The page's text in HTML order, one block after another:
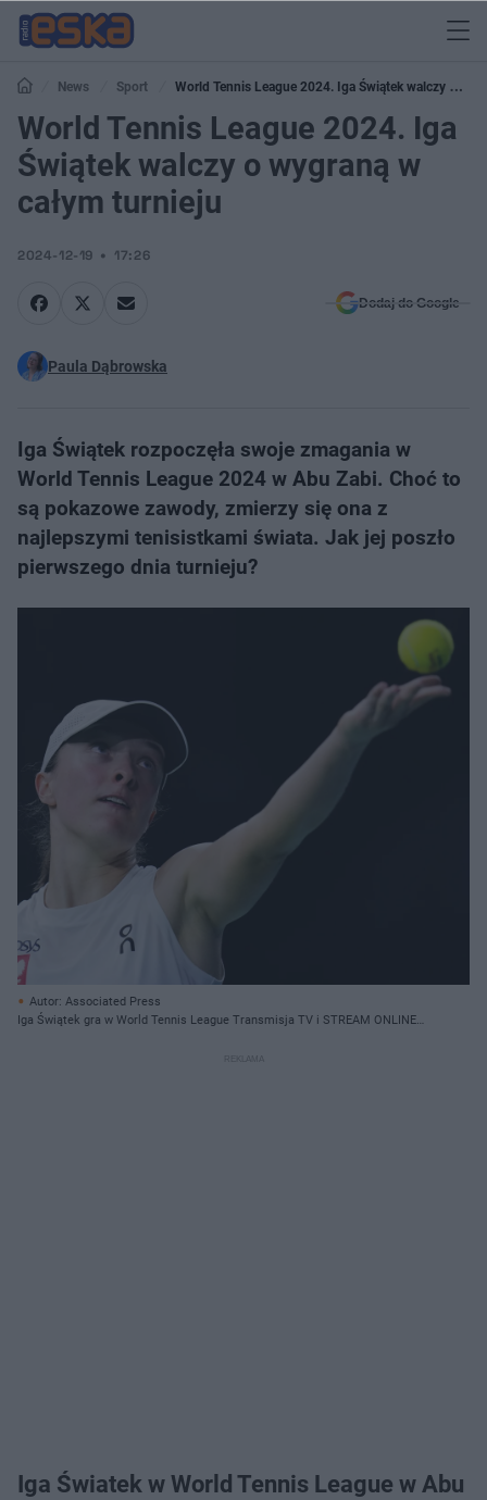
News Sport
World Tennis League 2024. Iga Świątek walczy o
wygraną w całym turnieju
World Tennis League 2024. Iga
Świątek walczy o wygraną w
całym turnieju
2024-12-19 17:26
Dodaj do Google
Paula Dąbrowska
Iga Świątek rozpoczęła swoje zmagania w
World Tennis League 2024 w Abu Zabi. Choć to
są pokazowe zawody, zmierzy się ona z
najlepszymi tenisistkami świata. Jak jej poszło
pierwszego dnia turnieju?
Autor: Associated Press
Iga Świątek gra w World Tennis League Transmisja TV i STREAM ONLINE
Iga Światek w World Tennis League w Abu